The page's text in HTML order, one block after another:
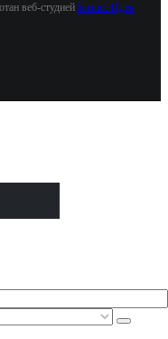
веб-студией Бизнес Идея